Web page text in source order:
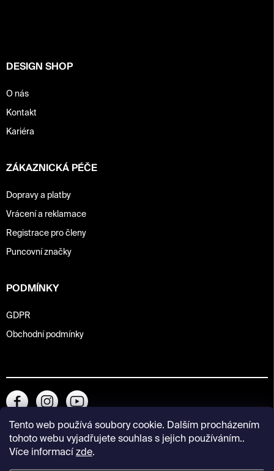
Tento web používá soubory cookie. Dalším procházením
tohoto webu vyjadřujete souhlas s jejich používáním..
Více informací zde.
DESIGN SHOP
O nás
Kontakt
Kariéra
ZÁKAZNICKÁ PÉČE
Dopravy a platby
Vrácení a reklamace
Registrace pro členy
Puncovní značky
PODMÍNKY
GDPR
Obchodní podmínky